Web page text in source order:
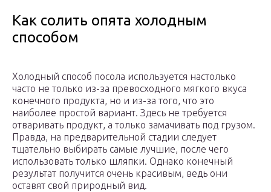
Как солить опята холодным
способом
Холодный способ посола используется настолько
часто не только из-за превосходного мягкого вкуса
конечного продукта, но и из-за того, что это
наиболее простой вариант. Здесь не требуется
отваривать продукт, а только замачивать под грузом.
Правда, на предварительной стадии следует
тщательно выбирать самые лучшие, после чего
использовать только шляпки. Однако конечный
результат получится очень красивым, ведь они
оставят свой природный вид.